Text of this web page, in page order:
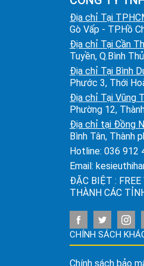
Địa chỉ Tại
Gò Vấp - TP.Hồ
Địa chỉ Tại Cần
Tuyền, Q.Bình
Địa chỉ Tại Bình
Phước 3, Thới
Địa chỉ Tại Vũng
Phường 12,
Địa chỉ tại Đồng
Bình Tân, Thành
Hotline: 036 912
Email:
ĐẶC BIỆT :
THÀNH CÁC
CHÍNH SÁCH
Chính sách bảo